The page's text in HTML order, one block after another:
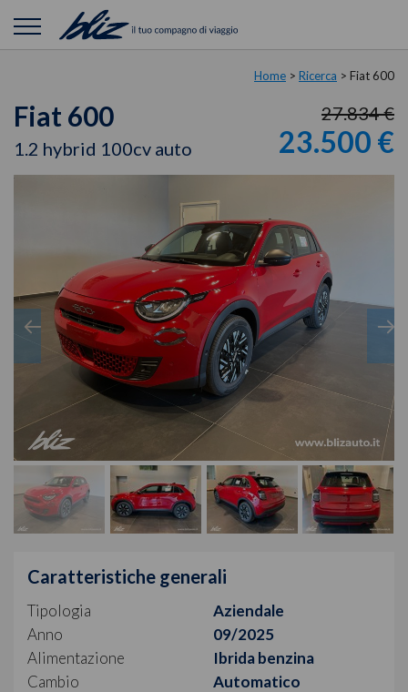
Home > Ricerca > Fiat 600
Fiat 600
1.2 hybrid 100cv auto
27.834 €
23.500 €
Caratteristiche generali
Tipologia
Aziendale
Anno
09/2025
Alimentazione
Ibrida benzina
Cambio
Automatico